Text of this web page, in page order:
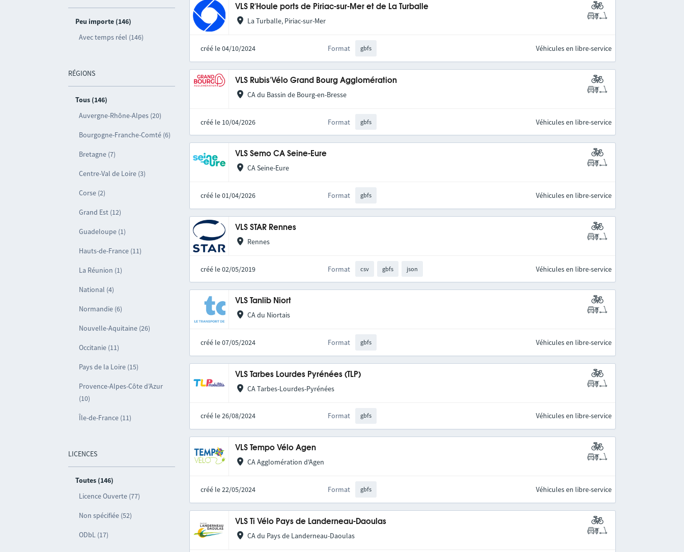
Peu importe (146)
Avec temps réel (146)
RÉGIONS
Tous (146)
Auvergne-Rhône-Alpes (20)
Bourgogne-Franche-Comté (6)
Bretagne (7)
Centre-Val de Loire (3)
Corse (2)
Grand Est (12)
Guadeloupe (1)
Hauts-de-France (11)
La Réunion (1)
National (4)
Normandie (6)
Nouvelle-Aquitaine (26)
Occitanie (11)
Pays de la Loire (15)
Provence-Alpes-Côte d’Azur
(10)
Île-de-France (11)
LICENCES
Toutes (146)
Licence Ouverte (77)
Non spécifiée (52)
ODbL (17)
VLS R'Houle ports de Piriac-sur-Mer et de La Turballe
La Turballe, Piriac-sur-Mer
créé le 04/10/2024 Format gbfs Véhicules en libre-service
VLS Rubis'Vélo Grand Bourg Agglomération
CA du Bassin de Bourg-en-Bresse
créé le 10/04/2026 Format gbfs Véhicules en libre-service
VLS Semo CA Seine-Eure
CA Seine-Eure
créé le 01/04/2026 Format gbfs Véhicules en libre-service
VLS STAR Rennes
Rennes
créé le 02/05/2019 Format csv gbfs json Véhicules en libre-service
VLS Tanlib Niort
CA du Niortais
créé le 07/05/2024 Format gbfs Véhicules en libre-service
VLS Tarbes Lourdes Pyrénées (TLP)
CA Tarbes-Lourdes-Pyrénées
créé le 26/08/2024 Format gbfs Véhicules en libre-service
VLS Tempo Vélo Agen
CA Agglomération d'Agen
créé le 22/05/2024 Format gbfs Véhicules en libre-service
VLS Ti Vélo Pays de Landerneau-Daoulas
CA du Pays de Landerneau-Daoulas